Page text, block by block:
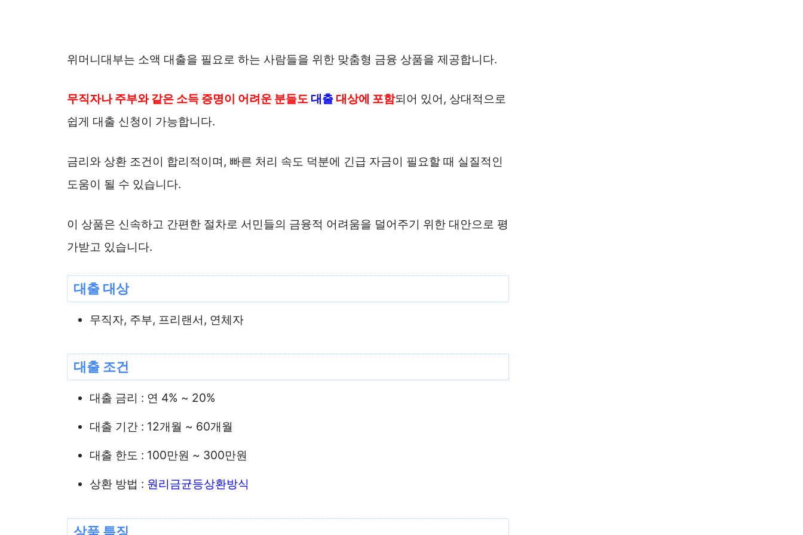
위머니대부는 소액 대출을 필요로 하는 사람들을 위한 맞춤형 금융 상품을 제공합니다.
무직자나 주부와 같은 소득 증명이 어려운 분들도 대출 대상에 포함되어 있어, 상대적으로
쉽게 대출 신청이 가능합니다.
금리와 상환 조건이 합리적이며, 빠른 처리 속도 덕분에 긴급 자금이 필요할 때 실질적인
도움이 될 수 있습니다.
이 상품은 신속하고 간편한 절차로 서민들의 금융적 어려움을 덜어주기 위한 대안으로 평
가받고 있습니다.
대출 대상
무직자, 주부, 프리랜서, 연체자
대출 조건
대출 금리 : 연 4% ~ 20%
대출 기간 : 12개월 ~ 60개월
대출 한도 : 100만원 ~ 300만원
상환 방법 : 원리금균등상환방식
상품 특징